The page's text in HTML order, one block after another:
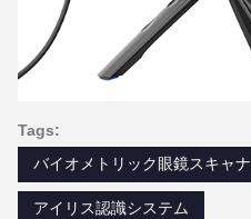
Tags:
バイオメトリック眼鏡スキャ
アイリス認識システム